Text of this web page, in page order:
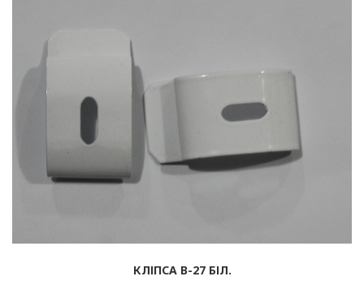
КЛІПСА B-27 БІЛ.